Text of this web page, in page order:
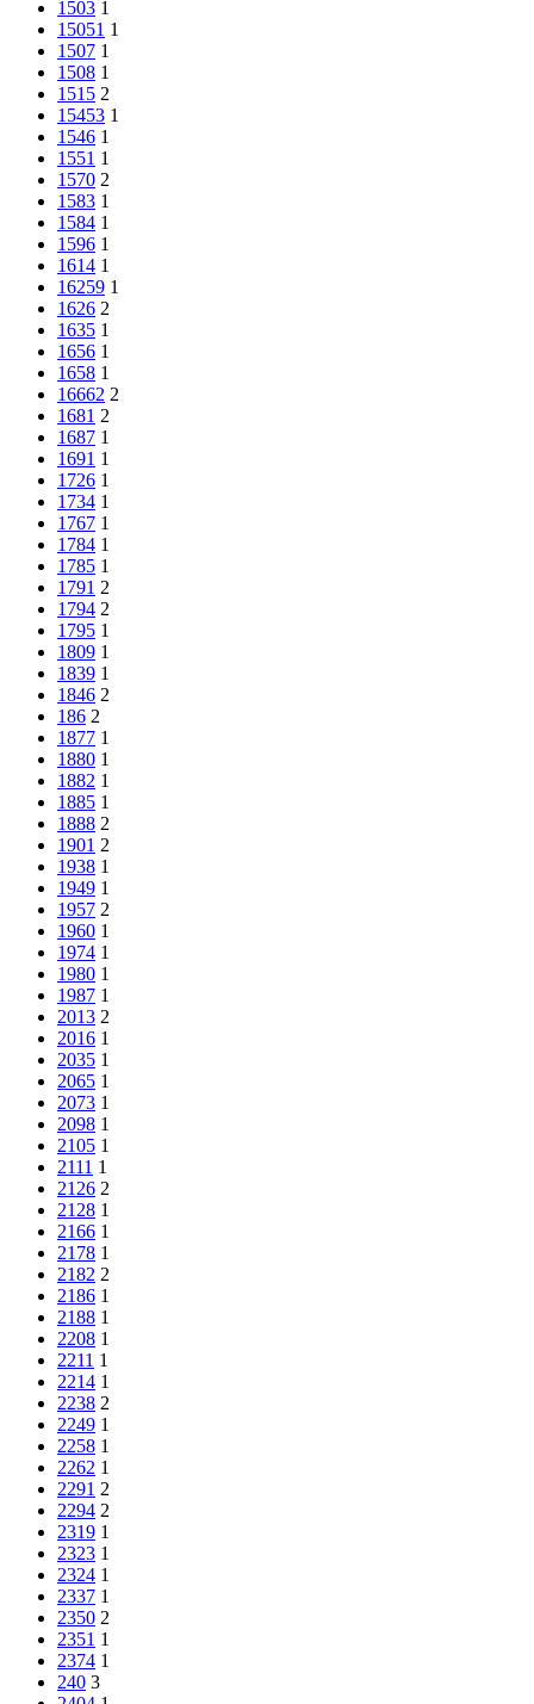
1503 1
15051 1
1507 1
1508 1
1515 2
15453 1
1546 1
1551 1
1570 2
1583 1
1584 1
1596 1
1614 1
16259 1
1626 2
1635 1
1656 1
1658 1
16662 2
1681 2
1687 1
1691 1
1726 1
1734 1
1767 1
1784 1
1785 1
1791 2
1794 2
1795 1
1809 1
1839 1
1846 2
186 2
1877 1
1880 1
1882 1
1885 1
1888 2
1901 2
1938 1
1949 1
1957 2
1960 1
1974 1
1980 1
1987 1
2013 2
2016 1
2035 1
2065 1
2073 1
2098 1
2105 1
2111 1
2126 2
2128 1
2166 1
2178 1
2182 2
2186 1
2188 1
2208 1
2211 1
2214 1
2238 2
2249 1
2258 1
2262 1
2291 2
2294 2
2319 1
2323 1
2324 1
2337 1
2350 2
2351 1
2374 1
240 3